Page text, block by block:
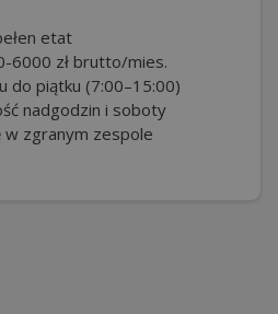
etat
6000 zł brutto/mies.
do piątku (7:00–15:00)
nadgodzin i soboty
zgranym zespole